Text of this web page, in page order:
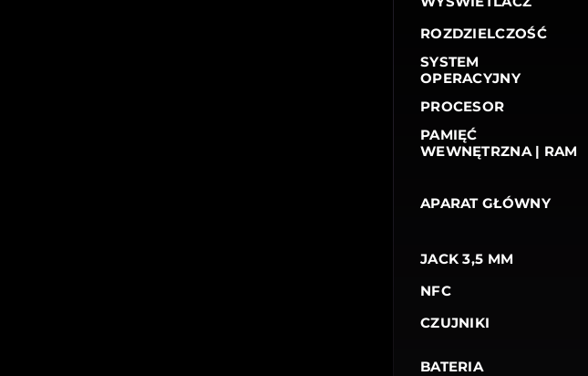
ROZDZIELCZOŚĆ
SYSTEM
OPERACYJNY
PROCESOR
PAMIĘĆ
WEWNĘTRZNA | RAM
APARAT GŁÓWNY
JACK 3,5 MM
NFC
CZUJNIKI
BATERIA